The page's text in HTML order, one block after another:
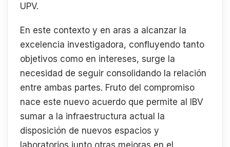
UPV.
En este contexto y en aras a alcanzar la
excelencia investigadora, confluyendo tanto
objetivos como en intereses, surge la
necesidad de seguir consolidando la relación
entre ambas partes. Fruto del compromiso
nace este nuevo acuerdo que permite al IBV
sumar a la infraestructura actual la
disposición de nuevos espacios y